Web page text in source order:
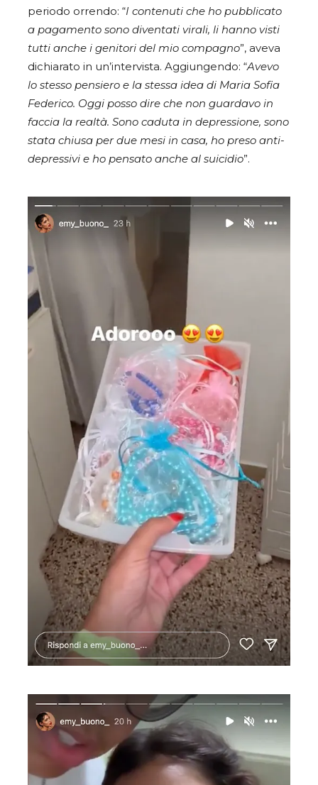
periodo orrendo: “I contenuti che ho pubblicato
a pagamento sono diventati virali, li hanno visti
tutti anche i genitori del mio compagno”, aveva
dichiarato in un’intervista. Aggiungendo: “Avevo
lo stesso pensiero e la stessa idea di Maria Sofia
Federico. Oggi posso dire che non guardavo in
faccia la realtà. Sono caduta in depressione, sono
stata chiusa per due mesi in casa, ho preso anti-
depressivi e ho pensato anche al suicidio”.